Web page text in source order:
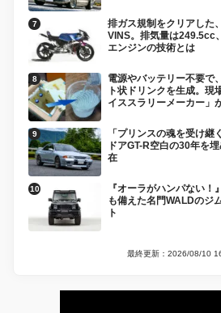
排ガス規制をクリアした
VINS。排気量は249.5cc
エンジンの技術とは
電源やバッテリー不要で
ト状ドリンクを生成。現
イススラリーメーカー」
「プリンスの魂を受け
ドアGT-R空白の30年を
在
『オーラがハンパない
も備えた名門WALDのジ
ト
最終更新：2026/08/10